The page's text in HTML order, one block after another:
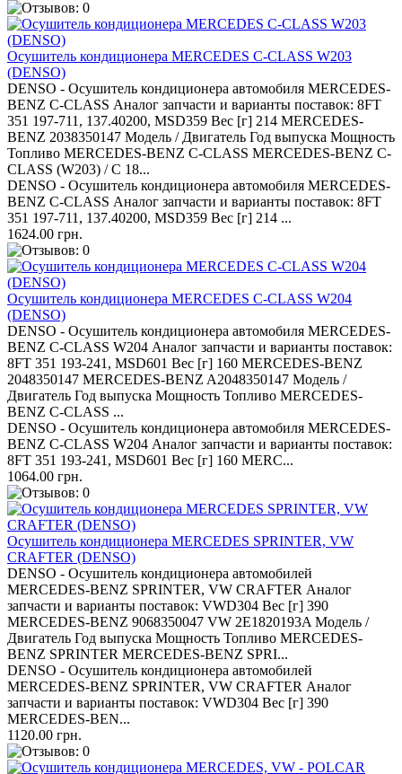
Осушитель кондиционера MERCEDES C-CLASS W203
(DENSO)
DENSO - Осушитель кондиционера автомобиля MERCEDES-
BENZ C-CLASS Аналог запчасти и варианты поставок: 8FT
351 197-711, 137.40200, MSD359 Вес [г] 214 MERCEDES-
BENZ 2038350147 Модель / Двигатель Год выпуска Мощность
Топливо MERCEDES-BENZ C-CLASS MERCEDES-BENZ C-
CLASS (W203) / C 18...
DENSO - Осушитель кондиционера автомобиля MERCEDES-
BENZ C-CLASS Аналог запчасти и варианты поставок: 8FT
351 197-711, 137.40200, MSD359 Вес [г] 214 ...
1624.00 грн.
Осушитель кондиционера MERCEDES C-CLASS W204
(DENSO)
DENSO - Осушитель кондиционера автомобиля MERCEDES-
BENZ C-CLASS W204 Аналог запчасти и варианты поставок:
8FT 351 193-241, MSD601 Вес [г] 160 MERCEDES-BENZ
2048350147 MERCEDES-BENZ A2048350147 Модель /
Двигатель Год выпуска Мощность Топливо MERCEDES-
BENZ C-CLASS ...
DENSO - Осушитель кондиционера автомобиля MERCEDES-
BENZ C-CLASS W204 Аналог запчасти и варианты поставок:
8FT 351 193-241, MSD601 Вес [г] 160 MERC...
1064.00 грн.
Осушитель кондиционера MERCEDES SPRINTER, VW
CRAFTER (DENSO)
DENSO - Осушитель кондиционера автомобилей
MERCEDES-BENZ SPRINTER, VW CRAFTER Аналог
запчасти и варианты поставок: VWD304 Вес [г] 390
MERCEDES-BENZ 9068350047 VW 2E1820193A Модель /
Двигатель Год выпуска Мощность Топливо MERCEDES-
BENZ SPRINTER MERCEDES-BENZ SPRI...
DENSO - Осушитель кондиционера автомобилей
MERCEDES-BENZ SPRINTER, VW CRAFTER Аналог
запчасти и варианты поставок: VWD304 Вес [г] 390
MERCEDES-BEN...
1120.00 грн.